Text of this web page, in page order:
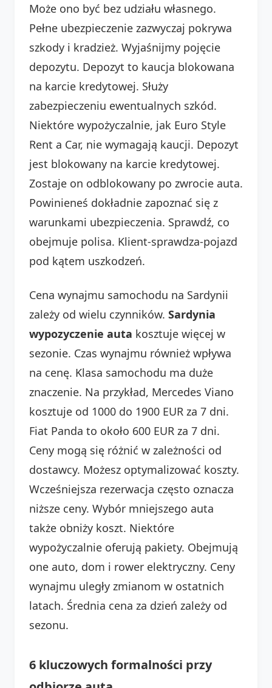
Może ono być bez udziału własnego.
Pełne ubezpieczenie zazwyczaj pokrywa
szkody i kradzież. Wyjaśnijmy pojęcie
depozytu. Depozyt to kaucja blokowana
na karcie kredytowej. Służy
zabezpieczeniu ewentualnych szkód.
Niektóre wypożyczalnie, jak Euro Style
Rent a Car, nie wymagają kaucji. Depozyt
jest blokowany na karcie kredytowej.
Zostaje on odblokowany po zwrocie auta.
Powinieneś dokładnie zapoznać się z
warunkami ubezpieczenia. Sprawdź, co
obejmuje polisa. Klient-sprawdza-pojazd
pod kątem uszkodzeń.
Cena wynajmu samochodu na Sardynii
zależy od wielu czynników. Sardynia
wypozyczenie auta kosztuje więcej w
sezonie. Czas wynajmu również wpływa
na cenę. Klasa samochodu ma duże
znaczenie. Na przykład, Mercedes Viano
kosztuje od 1000 do 1900 EUR za 7 dni.
Fiat Panda to około 600 EUR za 7 dni.
Ceny mogą się różnić w zależności od
dostawcy. Możesz optymalizować koszty.
Wcześniejsza rezerwacja często oznacza
niższe ceny. Wybór mniejszego auta
także obniży koszt. Niektóre
wypożyczalnie oferują pakiety. Obejmują
one auto, dom i rower elektryczny. Ceny
wynajmu uległy zmianom w ostatnich
latach. Średnia cena za dzień zależy od
sezonu.
6 kluczowych formalności przy